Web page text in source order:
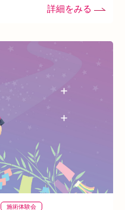
急桂駅 天満橋
なんばウォーク
スタ長堀
施術体験会